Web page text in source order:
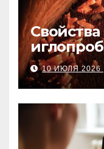
матов
10 ИЮЛЯ 2026